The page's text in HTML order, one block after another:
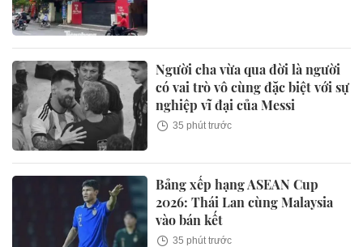
Người cha vừa qua đời là người
có vai trò vô cùng đặc biệt với sự
nghiệp vĩ đại của Messi
35 phút trước
Bảng xếp hạng ASEAN Cup
2026: Thái Lan cùng Malaysia
vào bán kết
35 phút trước